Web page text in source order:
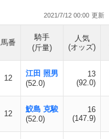
2021/7/12 00:00
馬番
騎手
(斤量)
人気
(オッズ)
12
江田 照男
(52.0)
13
(92.0)
12
鮫島 克駿
(52.0)
16
(147.9)